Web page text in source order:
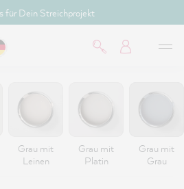
für Dein Streichprojekt
Grau mit
Leinen
Grau mit
Platin
Grau mit
Grau